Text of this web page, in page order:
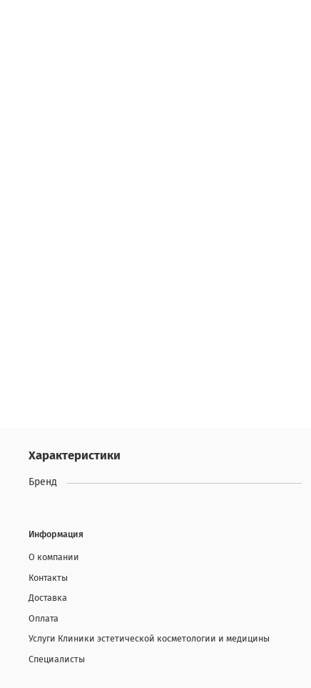
Характеристики
Бренд
Информация
О компании
Контакты
Доставка
Оплата
Услуги Клиники эстетической косметологии и медицины
Специалисты